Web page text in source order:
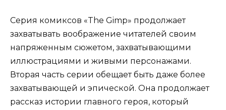
Серия комиксов «The Gimp» продолжает
захватывать воображение читателей своим
напряженным сюжетом, захватывающими
иллюстрациями и живыми персонажами.
Вторая часть серии обещает быть даже более
захватывающей и эпической. Она продолжает
рассказ истории главного героя, который